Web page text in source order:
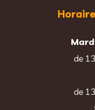
de
de